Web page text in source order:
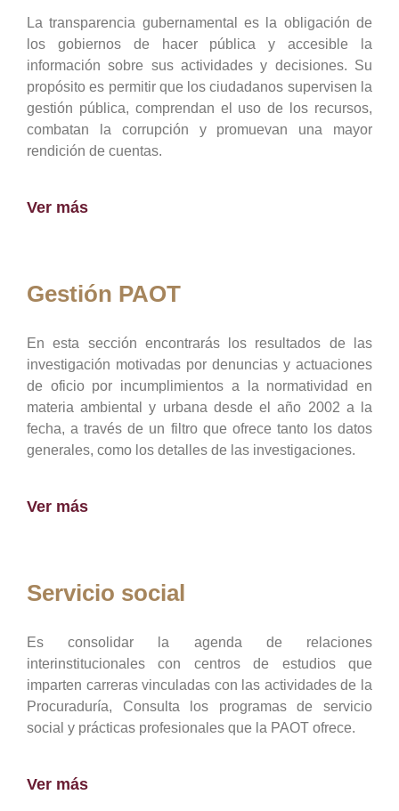
La transparencia gubernamental es la obligación de
los gobiernos de hacer pública y accesible la
información sobre sus actividades y decisiones. Su
propósito es permitir que los ciudadanos supervisen la
gestión pública, comprendan el uso de los recursos,
combatan la corrupción y promuevan una mayor
rendición de cuentas.
Ver más
Gestión PAOT
En esta sección encontrarás los resultados de las
investigación motivadas por denuncias y actuaciones
de oficio por incumplimientos a la normatividad en
materia ambiental y urbana desde el año 2002 a la
fecha, a través de un filtro que ofrece tanto los datos
generales, como los detalles de las investigaciones.
Ver más
Servicio social
Es consolidar la agenda de relaciones
interinstitucionales con centros de estudios que
imparten carreras vinculadas con las actividades de la
Procuraduría, Consulta los programas de servicio
social y prácticas profesionales que la PAOT ofrece.
Ver más